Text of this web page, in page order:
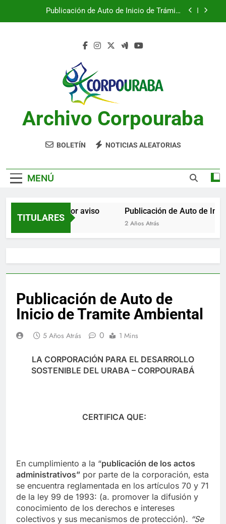
Publicación de Auto de Inicio de Trámite
Notificación por aviso
Publicación de Auto de Inicio de Trámite
Publicación de Auto de Inicio de Trámite
CITACIONES
Archivo Corpouraba
BOLETÍN NOTICIAS ALEATORIAS
MENÚ
TITULARES
Notificación por aviso
2 Años Atrás
Publicación de Auto de
2 Años Atrás
Publicación de Auto de
Inicio de Tramite Ambiental
5 Años Atrás 0 1 Mins
LA CORPORACIÓN PARA EL DESARROLLO
SOSTENIBLE DEL URABA – CORPOURABÁ
CERTIFICA QUE:
En cumplimiento a la “publicación de los actos
administrativos” por parte de la corporación, esta
se encuentra reglamentada en los artículos 70 y 71
de la ley 99 de 1993: (a. promover la difusión y
conocimiento de los derechos e intereses
colectivos y sus mecanismos de protección). “Se